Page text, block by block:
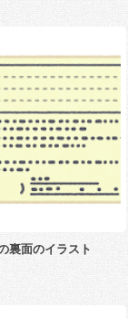
裏面のイラスト